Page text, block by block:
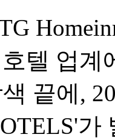
텔 업계
끝에,
가